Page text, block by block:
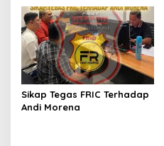
Penambangan Ilegal di
Desa Bencah Kelubi
Sikap Tegas FRIC Terhadap
Andi Morena